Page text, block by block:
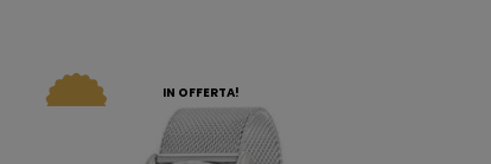
IN OFFERTA!